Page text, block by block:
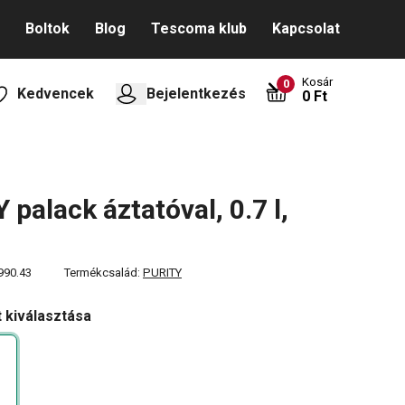
Boltok Blog Tescoma klub Kapcsolat
Kedvencek Bejelentkezés
0 Kosár
0 Ft
palack áztatóval, 0.7 l,
Termékcsalád: PURITY
kiválasztása